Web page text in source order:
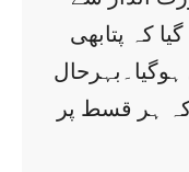
کہ پتابھی
ہر قسط پر